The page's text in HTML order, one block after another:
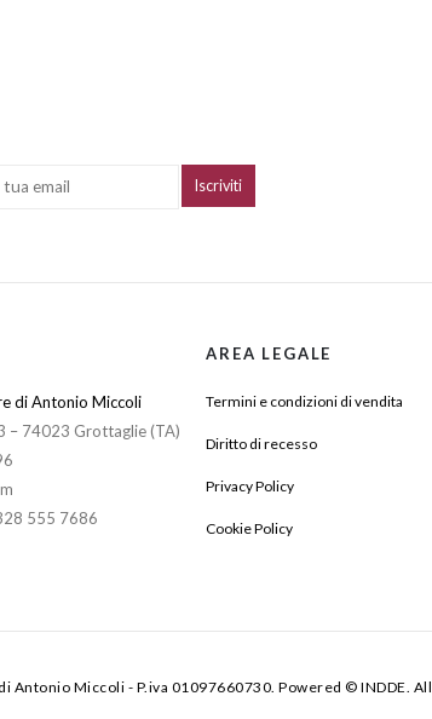
di Antonio Miccoli
– 74023 Grottaglie (TA)
555 7686
AREA LEGALE
Termini e condizioni di vendita
Diritto di recesso
Privacy Policy
Cookie Policy
Antonio Miccoli - P.iva 01097660730. Powered © INDDE.